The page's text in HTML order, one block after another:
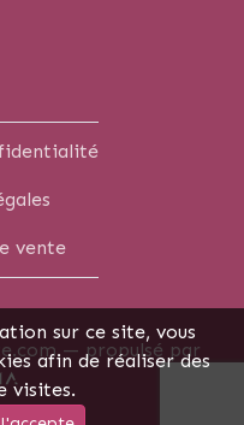
vente
— propulsé par
sur ce site, vous
afin de réaliser des
visites.